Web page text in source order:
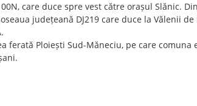
care duce spre vest către orașul Slănic.
județeană DJ219 care duce la Vălenii
ferată Ploiești Sud-Măneciu, pe care comuna